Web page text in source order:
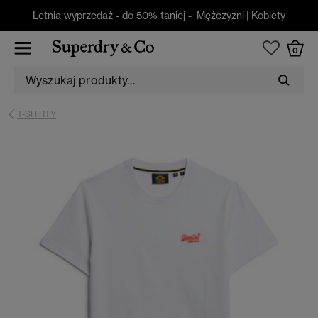
Letnia wyprzedaż - do 50% taniej - Mężczyzni | Kobiety
0
T-SHIRTY